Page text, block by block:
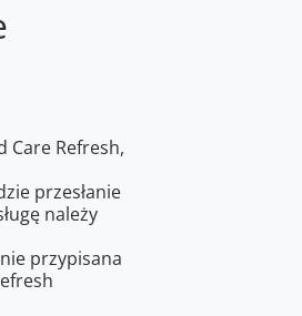
Care Refresh,
przesłanie
należy
przypisana